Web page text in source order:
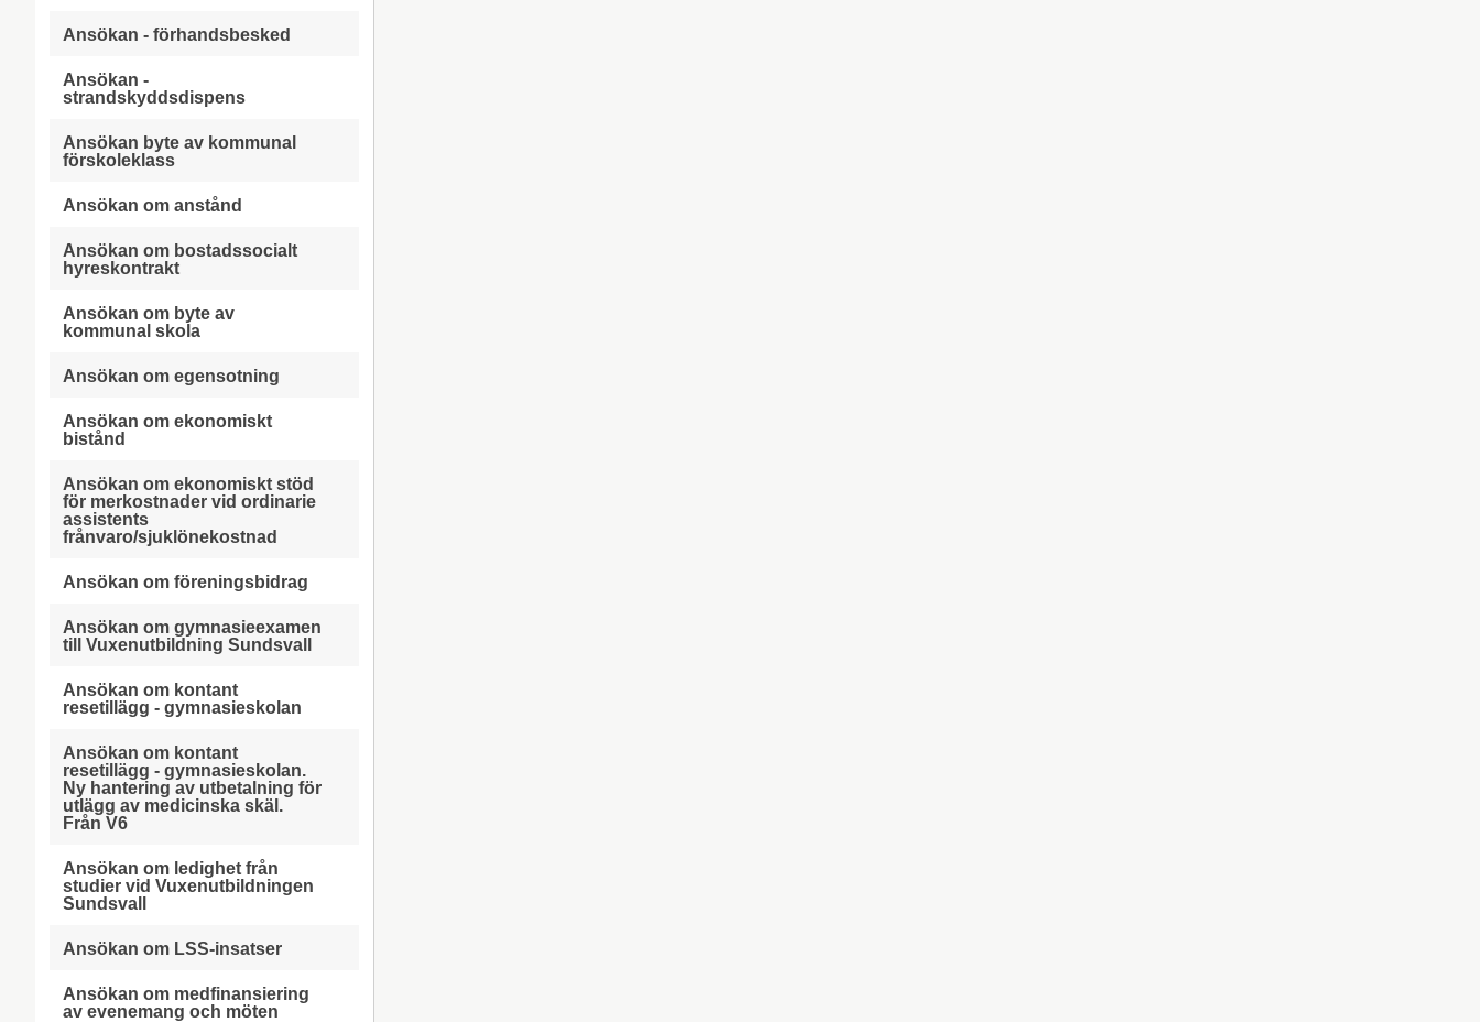
Ansökan - förhandsbesked
Ansökan -
strandskyddsdispens
Ansökan byte av kommunal
förskoleklass
Ansökan om anstånd
Ansökan om bostadssocialt
hyreskontrakt
Ansökan om byte av
kommunal skola
Ansökan om egensotning
Ansökan om ekonomiskt
bistånd
Ansökan om ekonomiskt stöd
för merkostnader vid ordinarie
assistents
frånvaro/sjuklönekostnad
Ansökan om föreningsbidrag
Ansökan om gymnasieexamen
till Vuxenutbildning Sundsvall
Ansökan om kontant
resetillägg - gymnasieskolan
Ansökan om kontant
resetillägg - gymnasieskolan.
Ny hantering av utbetalning för
utlägg av medicinska skäl.
Från V6
Ansökan om ledighet från
studier vid Vuxenutbildningen
Sundsvall
Ansökan om LSS-insatser
Ansökan om medfinansiering
av evenemang och möten